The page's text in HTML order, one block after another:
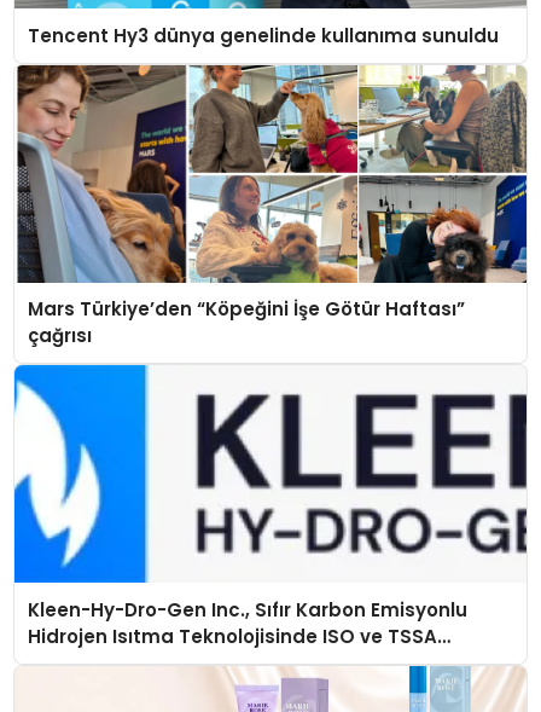
Tencent Hy3 dünya genelinde kullanıma sunuldu
Mars Türkiye’den “Köpeğini İşe Götür Haftası”
çağrısı
Kleen-Hy-Dro-Gen Inc., Sıfır Karbon Emisyonlu
Hidrojen Isıtma Teknolojisinde ISO ve TSSA
Düzenleyici Onaylarını Aldı